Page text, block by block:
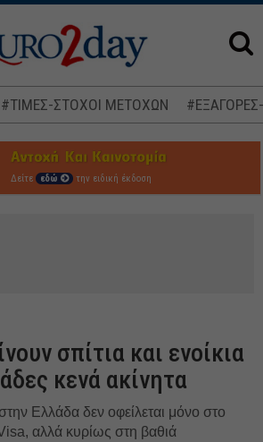
#ΤΙΜΕΣ-ΣΤΟΧΟΙ ΜΕΤΟΧΩΝ
Δείτε εδώ την ειδική έκδοση
σπίτια και ενοίκια
κενά ακίνητα
Ελλάδα δεν οφείλεται μόνο στο
αλλά κυρίως στη βαθιά